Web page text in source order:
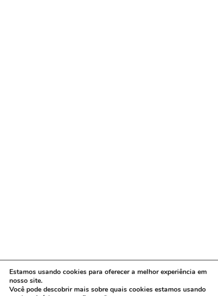
Estamos usando cookies para oferecer a melhor experiência em
nosso site.
Você pode descobrir mais sobre quais cookies estamos usando